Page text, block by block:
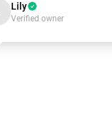
Lily
Verified owner